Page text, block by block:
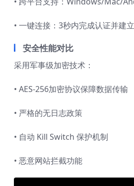
• 一键连接：3秒内完成认证并建
安全性能对比
采用军事级加密技术：
• AES-256加密协议保障数据传输
• 严格的无日志政策
• 自动 Kill Switch 保护机制
• 恶意网站拦截功能